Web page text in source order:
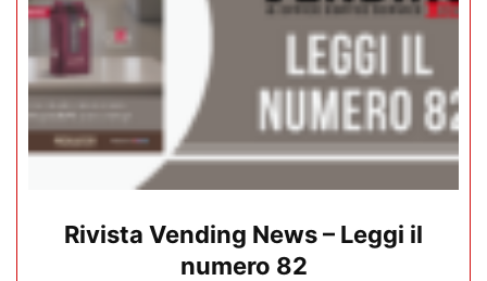
Rivista Vending News – Leggi il
numero 82